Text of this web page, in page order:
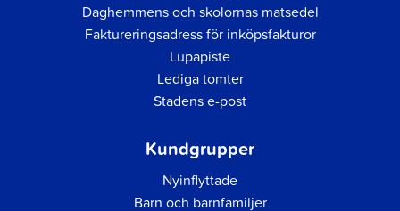
Daghemmens och skolornas matsedel
Faktureringsadress för inköpsfakturor
Lupapiste
Lediga tomter
Stadens e-post
Kundgrupper
Nyinflyttade
Barn och barnfamiljer